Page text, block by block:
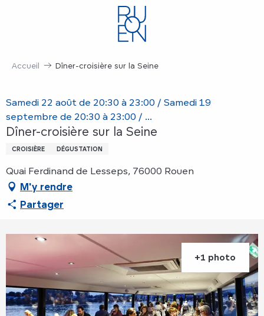
Accueil Dîner-croisière sur la Seine
Samedi 22 août de 20:30 à 23:00 / Samedi 19
septembre de 20:30 à 23:00 / ...
Dîner-croisière sur la Seine
CROISIÈRE DÉGUSTATION
Quai Ferdinand de Lesseps, 76000 Rouen
M'y rendre
Partager
+1 photo